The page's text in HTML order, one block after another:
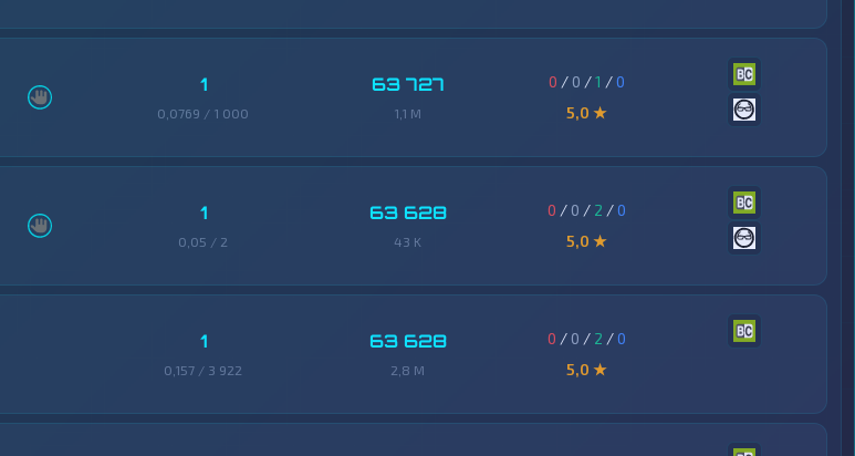
1
0,0769 / 1 000
63 727
1,1 M
0 / 0 /1 /0
5,0 ★
1
0,05 / 2
63 628
43 K
0 / 0 / 2 /0
5,0 ★
1
0,157 / 3 922
63 628
2,8 M
0 / 0 / 2 /0
5,0 ★